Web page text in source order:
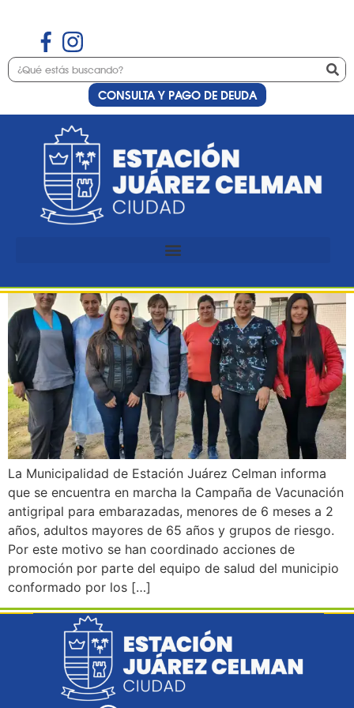
CONSULTA Y PAGO DE DEUDA
Etiqueta:antigripal
Campaña vacunacion
La Municipalidad de Estación Juárez Celman informa
que se encuentra en marcha la Campaña de Vacunación
antigripal para embarazadas, menores de 6 meses a 2
años, adultos mayores de 65 años y grupos de riesgo.
Por este motivo se han coordinado acciones de
promoción por parte del equipo de salud del municipio
conformado por los […]